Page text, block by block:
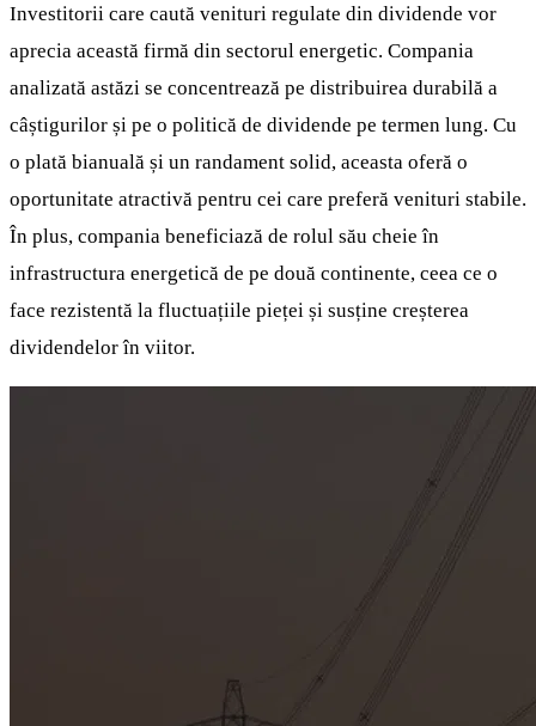
Investitorii care caută venituri regulate din dividende vor
aprecia această firmă din sectorul energetic. Compania
analizată astăzi se concentrează pe distribuirea durabilă a
câștigurilor și pe o politică de dividende pe termen lung. Cu
o plată bianuală și un randament solid, aceasta oferă o
oportunitate atractivă pentru cei care preferă venituri stabile.
În plus, compania beneficiază de rolul său cheie în
infrastructura energetică de pe două continente, ceea ce o
face rezistentă la fluctuațiile pieței și susține creșterea
dividendelor în viitor.